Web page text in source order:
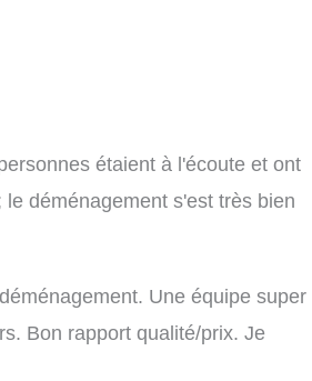
étaient à l'écoute et ont
déménagement s'est très bien
Une équipe super
Bon rapport qualité/prix. Je